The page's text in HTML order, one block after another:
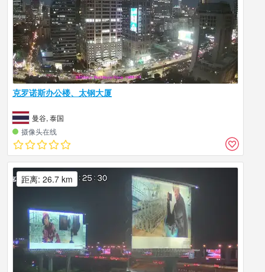
克罗诺斯办公楼、太钢大厦
曼谷, 泰国
摄像头在线
距离: 26.7 km